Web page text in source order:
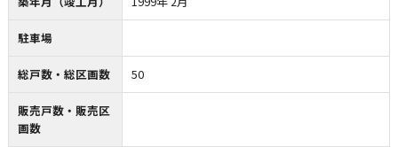
駐車場
総戸数・総区画数 50
販売戸数・販売区
画数